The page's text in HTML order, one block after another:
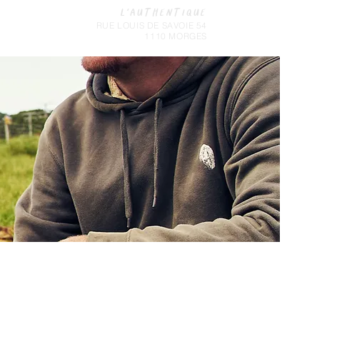
L'AUTHENTIQUE
RUE LOUIS DE SAVOIE 54
1110 MORGES